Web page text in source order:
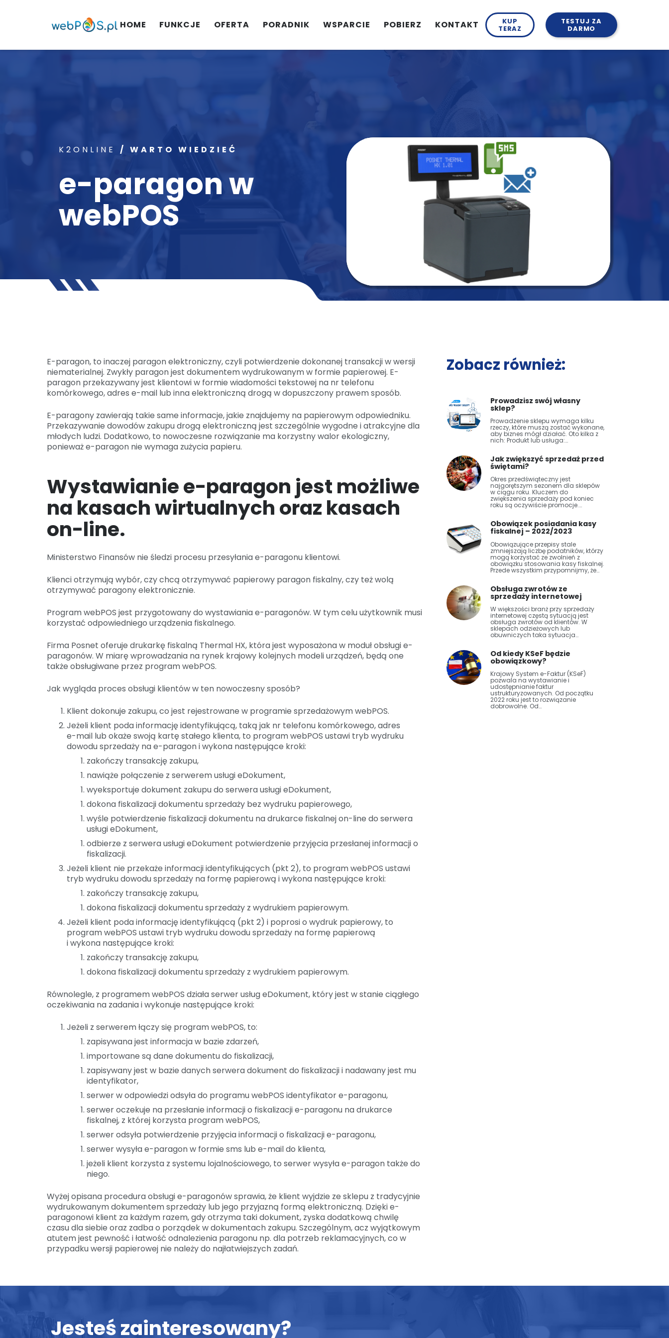
HOME FUNKCJE OFERTA PORADNIK WSPARCIE POBIERZ KONTAKT KUP
TERAZ
TESTUJ ZA
DARMO
K2ONLINE/WARTO WIEDZIEĆ
e-paragon w
webPOS
E-paragon, to inaczej paragon elektroniczny, czyli potwierdzenie dokonanej transakcji w wersji
niematerialnej. Zwykły paragon jest dokumentem wydrukowanym w formie papierowej. E-
paragon przekazywany jest klientowi w formie wiadomości tekstowej na nr telefonu
komórkowego, adres e-mail lub inna elektroniczną drogą w dopuszczony prawem sposób.
E-paragony zawierają takie same informacje, jakie znajdujemy na papierowym odpowiedniku.
Przekazywanie dowodów zakupu drogą elektroniczną jest szczególnie wygodne i atrakcyjne dla
młodych ludzi. Dodatkowo, to nowoczesne rozwiązanie ma korzystny walor ekologiczny,
ponieważ e-paragon nie wymaga zużycia papieru.
Wystawianie e-paragon jest możliwe
na kasach wirtualnych oraz kasach
on-line.
Ministerstwo Finansów nie śledzi procesu przesyłania e-paragonu klientowi.
Klienci otrzymują wybór, czy chcą otrzymywać papierowy paragon fiskalny, czy też wolą
otrzymywać paragony elektronicznie.
Program webPOS jest przygotowany do wystawiania e-paragonów. W tym celu użytkownik musi
korzystać odpowiedniego urządzenia fiskalnego.
Firma Posnet oferuje drukarkę fiskalną Thermal HX, która jest wyposażona w moduł obsługi e-
paragonów. W miarę wprowadzania na rynek krajowy kolejnych modeli urządzeń, będą one
także obsługiwane przez program webPOS.
Jak wygląda proces obsługi klientów w ten nowoczesny sposób?
Klient dokonuje zakupu, co jest rejestrowane w programie sprzedażowym webPOS.
Jeżeli klient poda informację identyfikującą, taką jak nr telefonu komórkowego, adres
e-mail lub okaże swoją kartę stałego klienta, to program webPOS ustawi tryb wydruku
dowodu sprzedaży na e-paragon i wykona następujące kroki:
zakończy transakcję zakupu,
nawiąże połączenie z serwerem usługi eDokument,
wyeksportuje dokument zakupu do serwera usługi eDokument,
dokona fiskalizacji dokumentu sprzedaży bez wydruku papierowego,
wyśle potwierdzenie fiskalizacji dokumentu na drukarce fiskalnej on-line do serwera
usługi eDokument,
odbierze z serwera usługi eDokument potwierdzenie przyjęcia przesłanej informacji o
fiskalizacji.
Jeżeli klient nie przekaże informacji identyfikujących (pkt 2), to program webPOS ustawi
tryb wydruku dowodu sprzedaży na formę papierową i wykona następujące kroki:
zakończy transakcję zakupu,
dokona fiskalizacji dokumentu sprzedaży z wydrukiem papierowym.
Jeżeli klient poda informację identyfikującą (pkt 2) i poprosi o wydruk papierowy, to
program webPOS ustawi tryb wydruku dowodu sprzedaży na formę papierową
i wykona następujące kroki:
zakończy transakcję zakupu,
dokona fiskalizacji dokumentu sprzedaży z wydrukiem papierowym.
Równolegle, z programem webPOS działa serwer usług eDokument, który jest w stanie ciągłego
oczekiwania na zadania i wykonuje następujące kroki:
Jeżeli z serwerem łączy się program webPOS, to:
zapisywana jest informacja w bazie zdarzeń,
importowane są dane dokumentu do fiskalizacji,
zapisywany jest w bazie danych serwera dokument do fiskalizacji i nadawany jest mu
identyfikator,
serwer w odpowiedzi odsyła do programu webPOS identyfikator e-paragonu,
serwer oczekuje na przesłanie informacji o fiskalizacji e-paragonu na drukarce
fiskalnej, z której korzysta program webPOS,
serwer odsyła potwierdzenie przyjęcia informacji o fiskalizacji e-paragonu,
serwer wysyła e-paragon w formie sms lub e-mail do klienta,
jeżeli klient korzysta z systemu lojalnościowego, to serwer wysyła e-paragon także do
niego.
Wyżej opisana procedura obsługi e-paragonów sprawia, że klient wyjdzie ze sklepu z tradycyjnie
wydrukowanym dokumentem sprzedaży lub jego przyjazną formą elektroniczną. Dzięki e-
paragonowi klient za każdym razem, gdy otrzyma taki dokument, zyska dodatkową chwilę
czasu dla siebie oraz zadba o porządek w dokumentach zakupu. Szczególnym, acz wyjątkowym
atutem jest pewność i łatwość odnalezienia paragonu np. dla potrzeb reklamacyjnych, co w
przypadku wersji papierowej nie należy do najłatwiejszych zadań.
Zobacz również:
Prowadzisz swój własny
sklep?
Prowadzenie sklepu wymaga kilku
rzeczy, które muszą zostać wykonane,
aby biznes mógł działać. Oto kilka z
nich: Produkt lub usługa:…
Jak zwiększyć sprzedaż przed
świętami?
Okres przedświąteczny jest
najgorętszym sezonem dla sklepów
w ciągu roku. Kluczem do
zwiększenia sprzedaży pod koniec
roku są oczywiście promocje.…
Obowiązek posiadania kasy
fiskalnej – 2022/2023
Obowiązujące przepisy stale
zmniejszają liczbę podatników, którzy
mogą korzystać ze zwolnień z
obowiązku stosowania kasy fiskalnej.
Przede wszystkim przypomnijmy, że…
Obsługa zwrotów ze
sprzedaży internetowej
W większości branż przy sprzedaży
internetowej częstą sytuacją jest
obsługa zwrotów od klientów. W
sklepach odzieżowych lub
obuwniczych taka sytuacja…
Od kiedy KSeF będzie
obowiązkowy?
Krajowy System e-Faktur (KSeF)
pozwala na wystawianie i
udostępnianie faktur
ustrukturyzowanych. Od początku
2022 roku jest to rozwiązanie
dobrowolne. Od…
Jesteś zainteresowany?
30 letnie doświadczenieoraz
zadowolenie naszych klientów
kluczem do sukcesuJedyny w
KONTAKT Z NAMI:
Nasz adres:
ul. Modlińska 190
03-119 Warszawa
NIP: 524-292-37-97
Telefony:
biuro:+48 222 454 882
Kontakt